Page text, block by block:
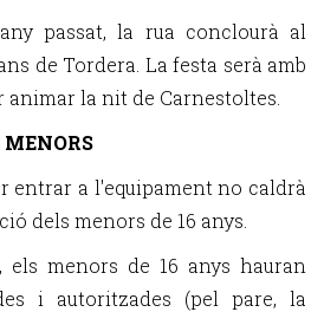
passat, la rua conclourà al
de Tordera. La festa serà amb
animar la nit de Carnestoltes.
entrar a l'equipament no caldrà
dels menors de 16 anys.
menors de 16 anys hauran
i autoritzades (pel pare, la